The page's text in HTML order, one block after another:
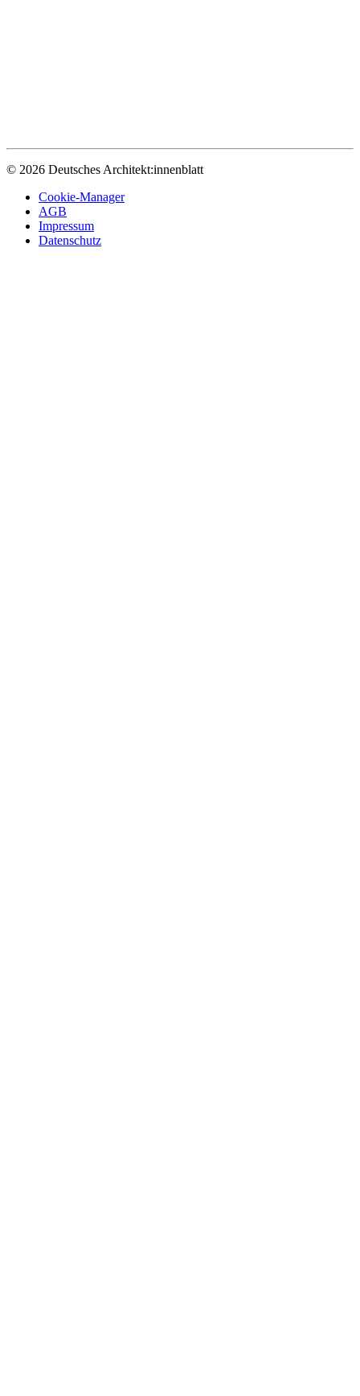
© 2026 Deutsches Architekt:innenblatt
Cookie-Manager
AGB
Impressum
Datenschutz